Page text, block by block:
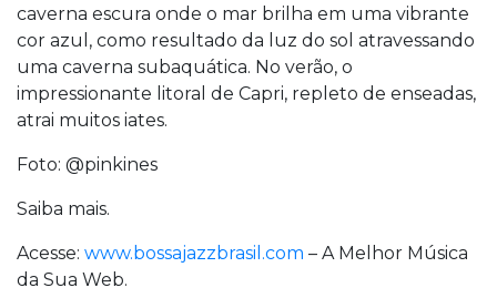
caverna escura onde o mar brilha em uma vibrante
cor azul, como resultado da luz do sol atravessando
uma caverna subaquática. No verão, o
impressionante litoral de Capri, repleto de enseadas,
atrai muitos iates.
Foto: @pinkines
Saiba mais.
Acesse: www.bossajazzbrasil.com – A Melhor Música
da Sua Web.